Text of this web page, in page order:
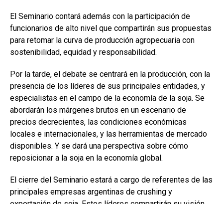
El Seminario contará además con la participación de
funcionarios de alto nivel que compartirán sus propuestas
para retomar la curva de producción agropecuaria con
sostenibilidad, equidad y responsabilidad.
Por la tarde, el debate se centrará en la producción, con la
presencia de los líderes de sus principales entidades, y
especialistas en el campo de la economía de la soja. Se
abordarán los márgenes brutos en un escenario de
precios decrecientes, las condiciones económicas
locales e internacionales, y las herramientas de mercado
disponibles. Y se dará una perspectiva sobre cómo
reposicionar a la soja en la economía global.
El cierre del Seminario estará a cargo de referentes de las
principales empresas argentinas de crushing y